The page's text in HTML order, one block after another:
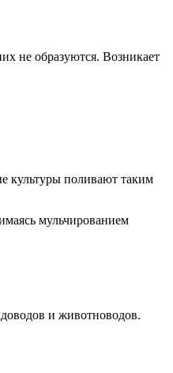
не образуются. Возникает
культуры поливают таким
мульчированием
и животноводов.